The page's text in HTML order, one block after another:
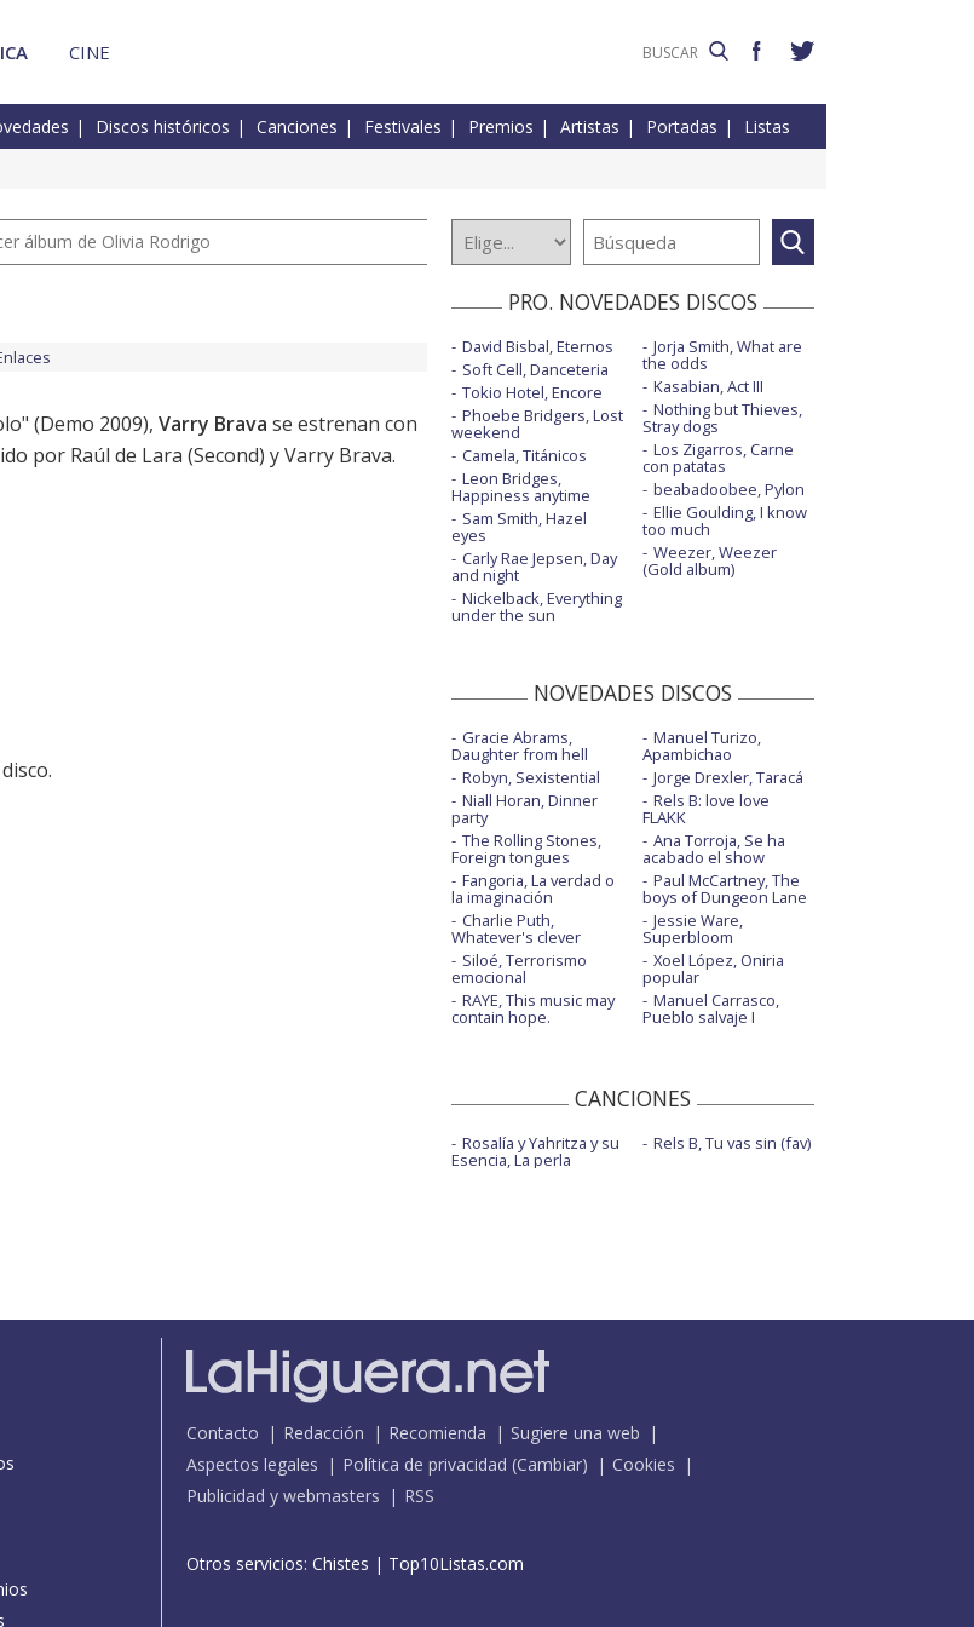
CINE
Discos históricos Canciones Festivales Premios Artistas Portadas Listas
álbum de Olivia Rodrigo
(Demo 2009), Varry Brava se estrenan con
por Raúl de Lara (Second) y Varry Brava.
PRO. NOVEDADES DISCOS
David Bisbal, Eternos
Soft Cell, Danceteria
Tokio Hotel, Encore
Phoebe Bridgers, Lost
weekend
Camela, Titánicos
Leon Bridges,
Happiness anytime
Sam Smith, Hazel
eyes
Carly Rae Jepsen, Day
and night
Nickelback, Everything
under the sun
Jorja Smith, What are
the odds
Kasabian, Act III
Nothing but Thieves,
Stray dogs
Los Zigarros, Carne
con patatas
beabadoobee, Pylon
Ellie Goulding, I know
too much
Weezer, Weezer
(Gold album)
NOVEDADES DISCOS
Gracie Abrams,
Daughter from hell
Robyn, Sexistential
Niall Horan, Dinner
party
The Rolling Stones,
Foreign tongues
Fangoria, La verdad o
la imaginación
Charlie Puth,
Whatever's clever
Siloé, Terrorismo
emocional
RAYE, This music may
contain hope.
Manuel Turizo,
Apambichao
Jorge Drexler, Taracá
Rels B: love love
FLAKK
Ana Torroja, Se ha
acabado el show
Paul McCartney, The
boys of Dungeon Lane
Jessie Ware,
Superbloom
Xoel López, Oniria
popular
Manuel Carrasco,
Pueblo salvaje I
CANCIONES
Rosalía y Yahritza y su
Esencia, La perla
Rels B, Tu vas sin (fav)
Contacto Redacción Recomienda
Sugiere una web
Aspectos legales
Política de privacidad (Cambiar)
Cookies
Publicidad y webmasters
RSS
Otros servicios: Chistes | Top10Listas.com